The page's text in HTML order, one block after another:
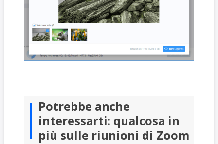
Potrebbe anche
interessarti: qualcosa in
più sulle riunioni di Zoom